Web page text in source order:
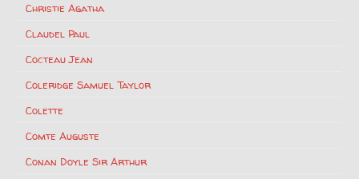
Christie Agatha
Claudel Paul
Cocteau Jean
Coleridge Samuel Taylor
Colette
Comte Auguste
Conan Doyle Sir Arthur